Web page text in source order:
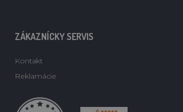
ZÁKAZNÍCKY SERVIS
Kontakt
Reklamácie